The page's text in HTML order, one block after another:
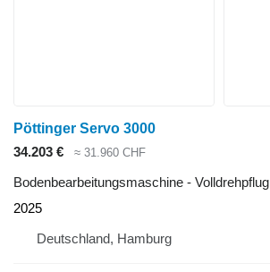
Pöttinger Servo 3000
34.203 €
≈ 31.960 CHF
Bodenbearbeitungsmaschine - Volldrehpflug
2025
Deutschland, Hamburg